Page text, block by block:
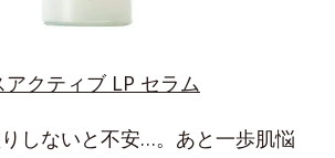
クティブ LP セラム
しないと不安…。あと一歩肌悩